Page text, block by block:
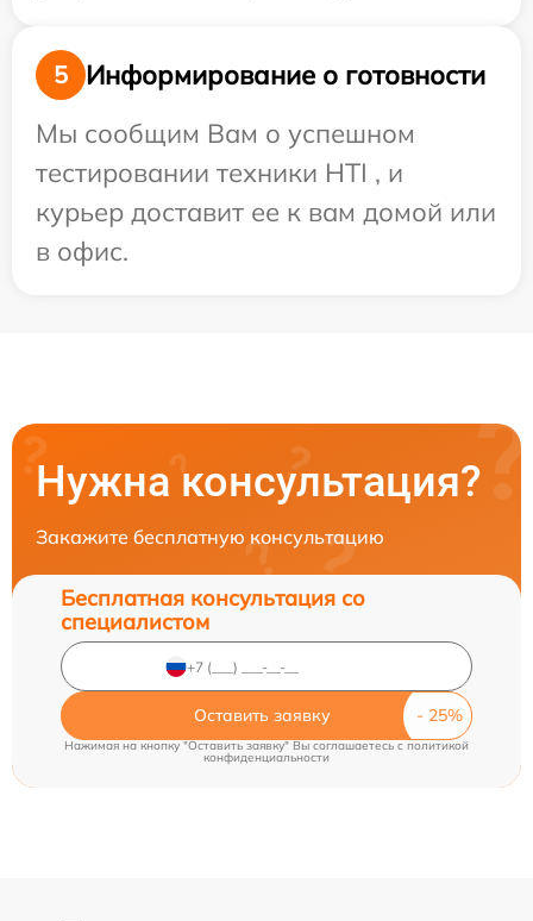
5
Информирование о готовности
Мы сообщим Вам о успешном
тестировании техники HTI , и
курьер доставит ее к вам домой или
в офис.
Нужна консультация?
Закажите бесплатную консультацию
Бесплатная консультация со
специалистом
Оставить заявку
Нажимая на кнопку "Оставить заявку" Вы соглашаетесь cполитикой
конфиденциальности